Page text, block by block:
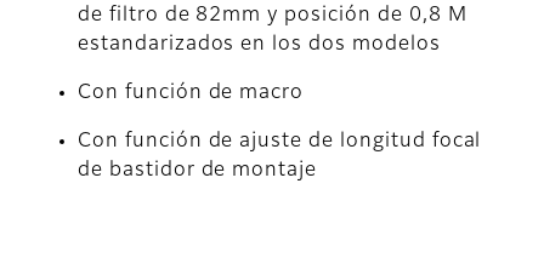
de filtro de 82mm y posición de 0,8 M
estandarizados en los dos modelos
Con función de macro
Con función de ajuste de longitud focal
de bastidor de montaje